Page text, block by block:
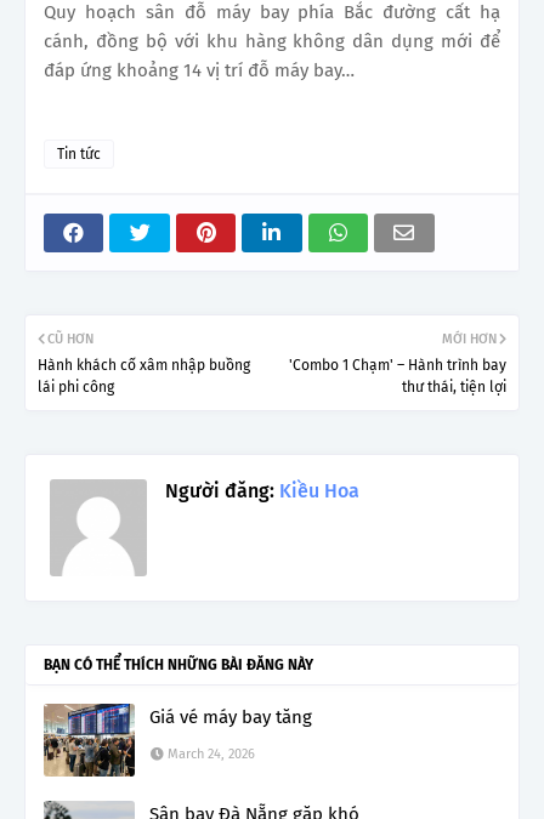
Quy hoạch sân đỗ máy bay phía Bắc đường cất hạ
cánh, đồng bộ với khu hàng không dân dụng mới để
đáp ứng khoảng 14 vị trí đỗ máy bay…
Tin tức
MỚI HƠN
'Combo 1 Chạm' – Hành trình bay
thư thái, tiện lợi
CŨ HƠN
Hành khách cố xâm nhập buồng
lái phi công
Người đăng: Kiều Hoa
BẠN CÓ THỂ THÍCH NHỮNG BÀI ĐĂNG NÀY
Giá vé máy bay tăng
March 24, 2026
Sân bay Đà Nẵng gặp khó